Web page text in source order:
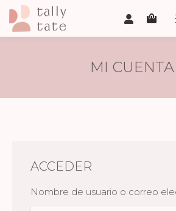
MI CUENTA
ACCEDER
Nombre de usuario o correo